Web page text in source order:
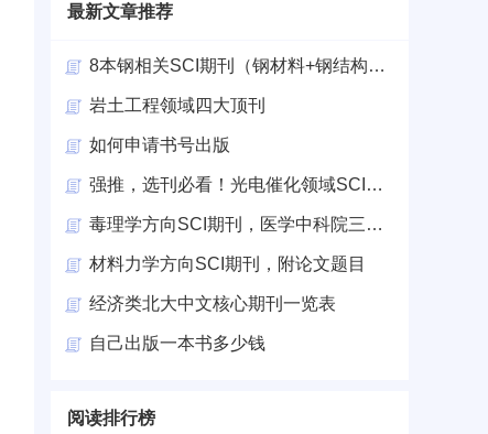
最新文章推荐
8本钢相关SCI期刊（钢材料+钢结构+钢铁
岩土工程领域四大顶刊
如何申请书号出版
强推，选刊必看！光电催化领域SCI期刊
毒理学方向SCI期刊，医学中科院三四区
材料力学方向SCI期刊，附论文题目
经济类北大中文核心期刊一览表
自己出版一本书多少钱
阅读排行榜